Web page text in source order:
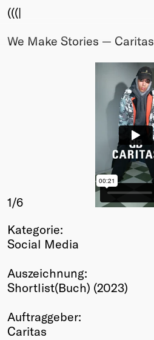
(((|
About
Membership
Members
Young Creatives
Winners
Past
Annual
We Make Stories — Caritas
1/6
Kategorie:
Social Media
Auszeichnung:
Shortlist(Buch) (2023)
Auftraggeber:
Caritas